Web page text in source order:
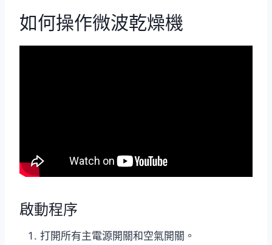
如何操作微波乾燥機
啟動程序
打開所有主電源開關和空氣開關。